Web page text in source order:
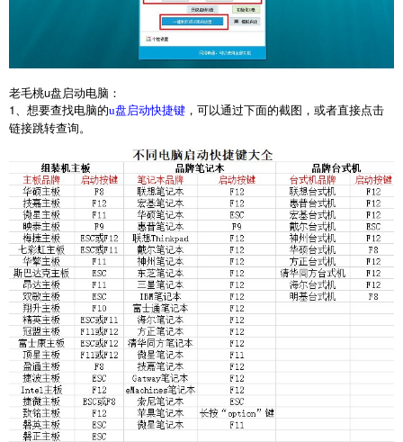
老毛桃u盘启动电脑：
1、想要查找电脑的u盘启动快捷键 ，可以通过下面的截图，或者直接点击
链接跳转查询。